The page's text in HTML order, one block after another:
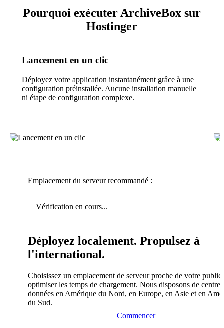
Pourquoi exécuter ArchiveBox sur
Hostinger
Lancement en un clic
Déployez votre application instantanément grâce à une
configuration préinstallée. Aucune installation manuelle
ni étape de configuration complexe.
Emplacement du serveur recommandé :
Vérification en cours...
Déployez localement. Propulsez à
l'international.
Choisissez un emplacement de serveur proche de votre
optimiser les temps de chargement. Nous disposons de
données en Amérique du Nord, en Europe, en Asie et en
du Sud.
Commencer